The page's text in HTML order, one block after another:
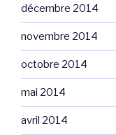
décembre 2014
novembre 2014
octobre 2014
mai 2014
avril 2014